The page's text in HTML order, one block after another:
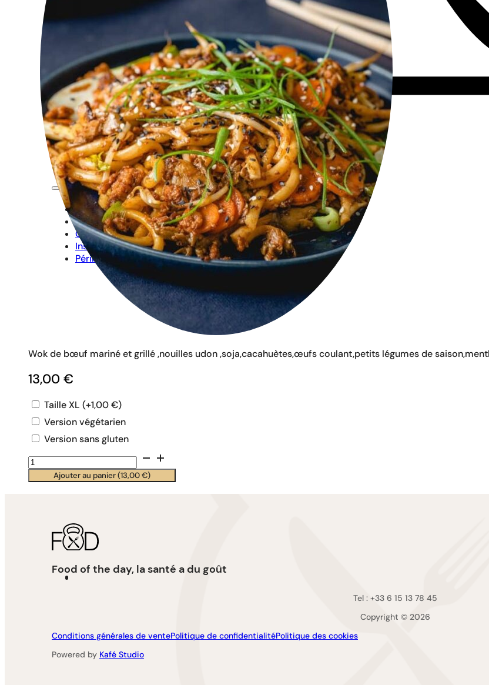
Commander
A propos de moi
Connexion
Inscription
Périmètre de livraison
Commander
A propos de moi
Connexion
Inscription
Périmètre de livraison
Wok de bœuf mariné et grillé ,nouilles udon ,soja,cacahuètes,œufs coulant,petits légumes de
13,00 €
Taille XL (+1,00€)
Version végétarien
Version sans gluten
quantité
de
Wok
,soja,cacahuètes..
Ajouter au panier (13,00€)
Food of the day, la santé a du goût
Tel : +33 6 15 13 78 45
Copyright © 2026
Conditions générales de ventePolitique de confidentialitéPolitique des cookies
Powered by Kafé Studio